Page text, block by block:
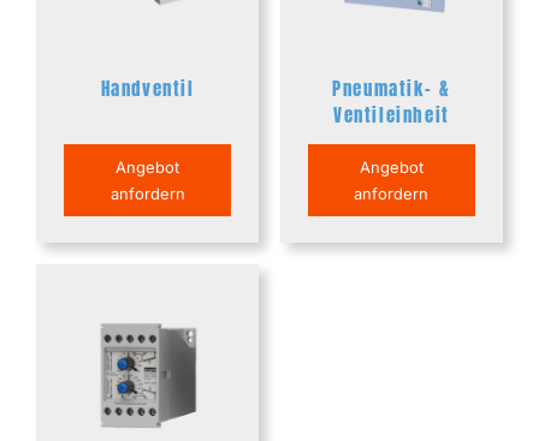
Handventil
Angebot
anfordern
Pneumatik- &
Ventileinheit
Angebot
anfordern